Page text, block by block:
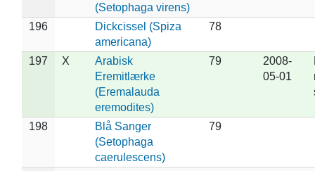
(Setophaga virens)
196
Dickcissel (Spiza
americana)
78
197 X
Arabisk
Eremitlærke
(Eremalauda
eremodites)
79
2008-
05-01
198
Blå Sanger
(Setophaga
caerulescens)
79